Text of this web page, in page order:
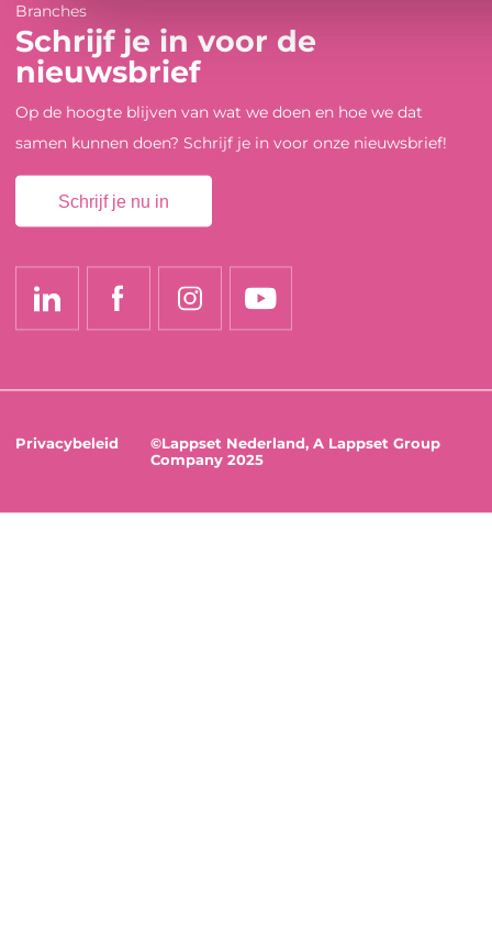
Branches
Schrijf je in voor de
nieuwsbrief
Op de hoogte blijven van wat we doen en hoe we dat
samen kunnen doen? Schrijf je in voor onze nieuwsbrief!
Schrijf je nu in
Privacybeleid
©Lappset Nederland, A Lappset Group
Company 2025